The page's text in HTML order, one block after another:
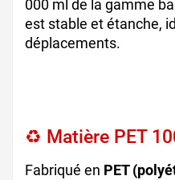
000 ml de la gamme
est stable et étanche,
déplacements.
♻️ Matière PET
Fabriqué en PET